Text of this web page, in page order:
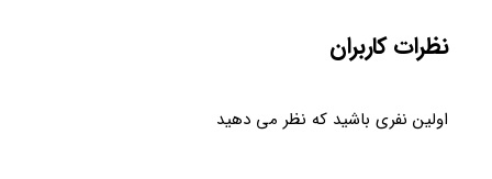
نظرات کاربران
اولین نفری باشید که نظر می دهید